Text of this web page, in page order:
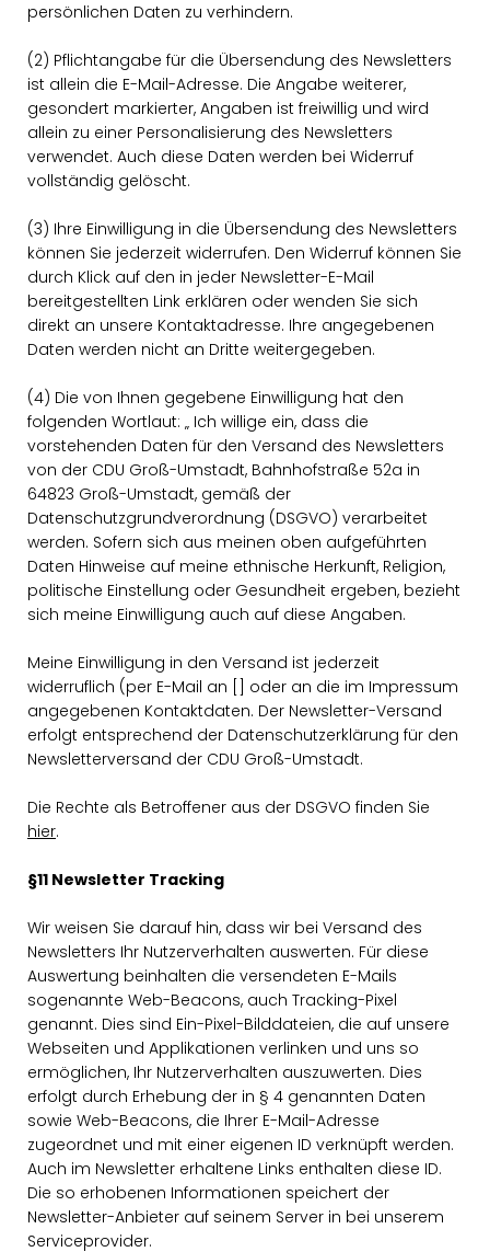
persönlichen Daten zu verhindern.
(2) Pflichtangabe für die Übersendung des Newsletters
ist allein die E-Mail-Adresse. Die Angabe weiterer,
gesondert markierter, Angaben ist freiwillig und wird
allein zu einer Personalisierung des Newsletters
verwendet. Auch diese Daten werden bei Widerruf
vollständig gelöscht.
(3) Ihre Einwilligung in die Übersendung des Newsletters
können Sie jederzeit widerrufen. Den Widerruf können Sie
durch Klick auf den in jeder Newsletter-E-Mail
bereitgestellten Link erklären oder wenden Sie sich
direkt an unsere Kontaktadresse. Ihre angegebenen
Daten werden nicht an Dritte weitergegeben.
(4) Die von Ihnen gegebene Einwilligung hat den
folgenden Wortlaut: „ Ich willige ein, dass die
vorstehenden Daten für den Versand des Newsletters
von der CDU Groß-Umstadt, Bahnhofstraße 52a in
64823 Groß-Umstadt, gemäß der
Datenschutzgrundverordnung (DSGVO) verarbeitet
werden. Sofern sich aus meinen oben aufgeführten
Daten Hinweise auf meine ethnische Herkunft, Religion,
politische Einstellung oder Gesundheit ergeben, bezieht
sich meine Einwilligung auch auf diese Angaben.
Meine Einwilligung in den Versand ist jederzeit
widerruflich (per E-Mail an [] oder an die im Impressum
angegebenen Kontaktdaten. Der Newsletter-Versand
erfolgt entsprechend der Datenschutzerklärung für den
Newsletterversand der CDU Groß-Umstadt.
Die Rechte als Betroffener aus der DSGVO finden Sie
hier.
§11 Newsletter Tracking
Wir weisen Sie darauf hin, dass wir bei Versand des
Newsletters Ihr Nutzerverhalten auswerten. Für diese
Auswertung beinhalten die versendeten E-Mails
sogenannte Web-Beacons, auch Tracking-Pixel
genannt. Dies sind Ein-Pixel-Bilddateien, die auf unsere
Webseiten und Applikationen verlinken und uns so
ermöglichen, Ihr Nutzerverhalten auszuwerten. Dies
erfolgt durch Erhebung der in § 4 genannten Daten
sowie Web-Beacons, die Ihrer E-Mail-Adresse
zugeordnet und mit einer eigenen ID verknüpft werden.
Auch im Newsletter erhaltene Links enthalten diese ID.
Die so erhobenen Informationen speichert der
Newsletter-Anbieter auf seinem Server in bei unserem
Serviceprovider.